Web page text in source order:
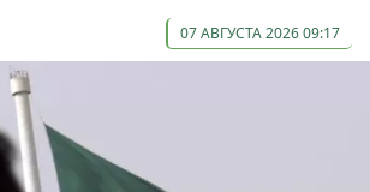
07 АВГУСТА 2026 09:17